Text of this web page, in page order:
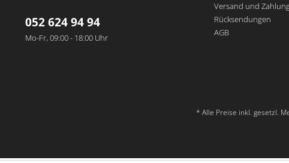
052 624 94 94
Mo-Fr, 09:00 - 18:00 Uhr
Versand und
Rücksendungen
AGB
* Alle Preise inkl. gesetzl.